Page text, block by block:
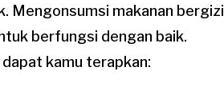
Mengonsumsi makanan bergizi
berfungsi dengan baik.
kamu terapkan: